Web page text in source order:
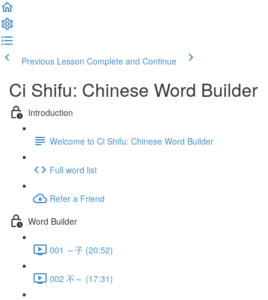
Previous Lesson Complete and Continue
Ci Shifu: Chinese Word Builder
Introduction
Welcome to Ci Shifu: Chinese Word Builder
Full word list
Refer a Friend
Word Builder
001 ～子 (20:52)
002 不～ (17:31)